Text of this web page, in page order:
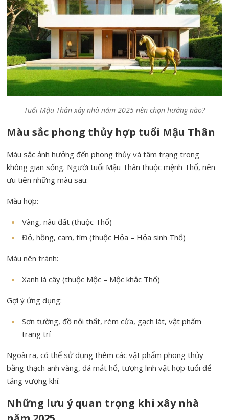
Tuổi Mậu Thân xây nhà năm 2025 nên chọn hướng nào?
Màu sắc phong thủy hợp tuổi Mậu Thân
Màu sắc ảnh hưởng đến phong thủy và tâm trạng trong
không gian sống. Người tuổi Mậu Thân thuộc mệnh Thổ, nên
ưu tiên những màu sau:
Màu hợp:
Vàng, nâu đất (thuộc Thổ)
Đỏ, hồng, cam, tím (thuộc Hỏa – Hỏa sinh Thổ)
Màu nên tránh:
Xanh lá cây (thuộc Mộc – Mộc khắc Thổ)
Gợi ý ứng dụng:
Sơn tường, đồ nội thất, rèm cửa, gạch lát, vật phẩm
trang trí
Ngoài ra, có thể sử dụng thêm các vật phẩm phong thủy
bằng thạch anh vàng, đá mắt hổ, tượng linh vật hợp tuổi để
tăng vượng khí.
Những lưu ý quan trọng khi xây nhà